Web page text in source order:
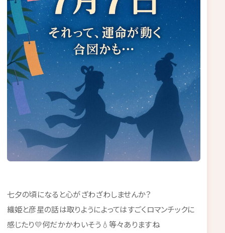
七夕の頃になると心がざわざわしませんか？
織姫と彦星の話は取りようによってはすごくロマンチックに
感じたり💛何だかかわいそう💧等々ありますね